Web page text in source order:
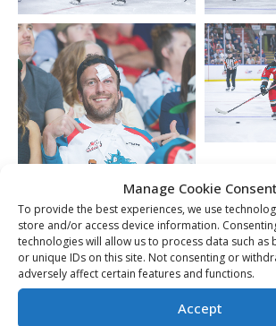
Manage Cookie Consent
To provide the best experiences, we use
store and/or access device information.
technologies will allow us to process data such as
or unique IDs on this site. Not consenting or
adversely affect certain features and functions.
Accept